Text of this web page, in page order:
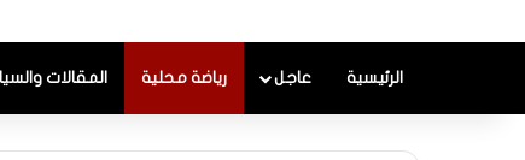
الرئيسية عاجل رياضة محلية المقالات